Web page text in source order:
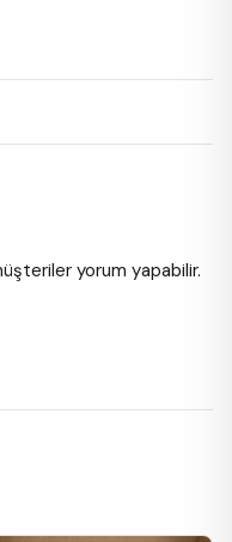
yorum yapabilir.